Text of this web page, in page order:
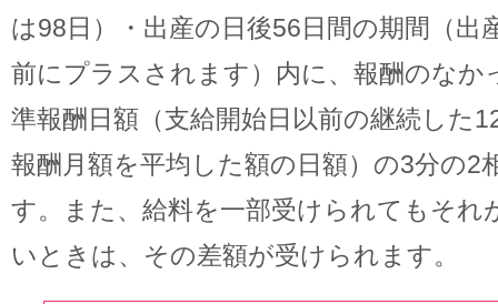
は98日）・出産の日後56日間の期間（出
前にプラスされます）内に、報酬のなか
準報酬日額（支給開始日以前の継続した
報酬月額を平均した額の日額）の3分の2
す。また、給料を一部受けられてもそれ
いときは、その差額が受けられます。